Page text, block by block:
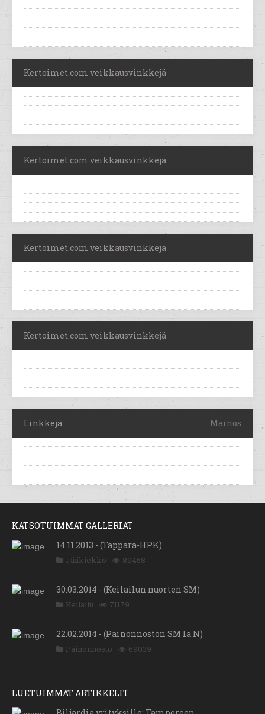
Kertoimet.com veikkausvinkkejä
Kertoimet.com veikkausvinkkejä
Kertoimet.com veikkausvinkkejä
Kertoimet.com veikkausvinkkejä
Linkkejä Mainos
KATSOTUIMMAT GALLERIAT
14.11.2013 - (Tappara-HPK)
Jääkiekko 89458
30.03.2014 - (Keilailun nuorten SM)
Keilailu 71179
22.02.2014 - (Painonnoston SM la N)
Painonnosto 69039
LUETUIMMAT ARTIKKELIT